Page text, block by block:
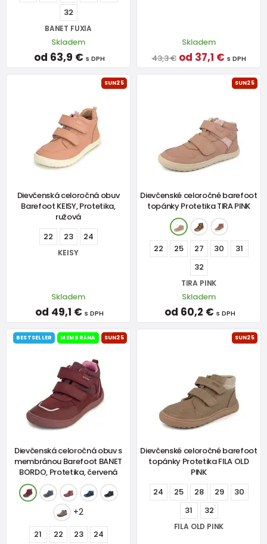
32
BANET FUXIA
Skladem
od 63,9 € s DPH
Skladem
43,3 € od 37,1 € s DPH
SUN25
Dievčenská celoročná obuv
Barefoot KEISY, Protetika,
ružová
22
23 24
KEISY
Skladem
od 49,1 € s DPH
SUN25
Dievčenské celoročné barefoot
topánky Protetika TIRA PINK
22 25 27 30
31
32
TIRA PINK
Skladem
od 60,2 € s DPH
BESTSELLER MEMBRÁNA SUN25
Dievčenská celoročná obuv s
membránou Barefoot BANET
BORDO, Protetika, červená
+2
21 22 23 24
SUN25
Dievčenské celoročné barefoot
topánky Protetika FILA OLD
PINK
24
25 28 29
30
31
32
FILA OLD PINK